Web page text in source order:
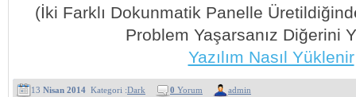
(İki Farklı Dokunmatik Panelle
Problem Yaşarsanız Diğerini
Yazılım Nasıl Yüklenir
13 Nisan 2014 Kategori :Dark 0 Yorum admin